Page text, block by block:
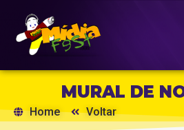
MURAL DE
Home Voltar